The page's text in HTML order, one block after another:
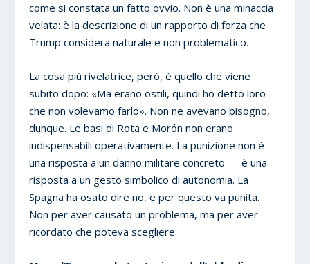
come si constata un fatto ovvio. Non è una minaccia
velata: è la descrizione di un rapporto di forza che
Trump considera naturale e non problematico.
La cosa più rivelatrice, però, è quello che viene
subito dopo: «Ma erano ostili, quindi ho detto loro
che non volevamo farlo». Non ne avevano bisogno,
dunque. Le basi di Rota e Morón non erano
indispensabili operativamente. La punizione non è
una risposta a un danno militare concreto — è una
risposta a un gesto simbolico di autonomia. La
Spagna ha osato dire no, e per questo va punita.
Non per aver causato un problema, ma per aver
ricordato che poteva scegliere.